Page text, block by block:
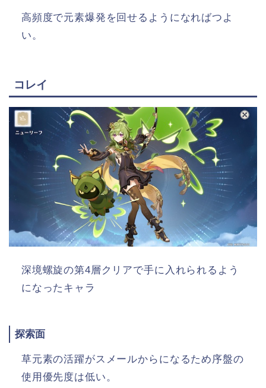
高頻度で元素爆発を回せるようになればつよ
い。
コレイ
深境螺旋の第4層クリアで手に入れられるよう
になったキャラ
探索面
草元素の活躍がスメールからになるため序盤の
使用優先度は低い。